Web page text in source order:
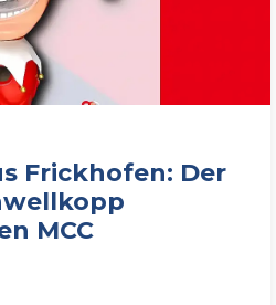
Frickhofen: Der
MCC